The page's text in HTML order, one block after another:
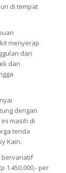
di tempat
menyerap
dari
dan
dengan
masih di
tenda
Kain.
bervariatif
1.450.000,- per